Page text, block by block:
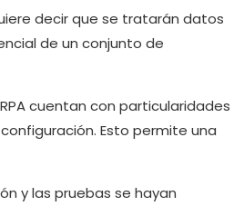
decir que se tratarán datos
de un conjunto de
cuentan con particularidades
Esto permite una
y las pruebas se hayan